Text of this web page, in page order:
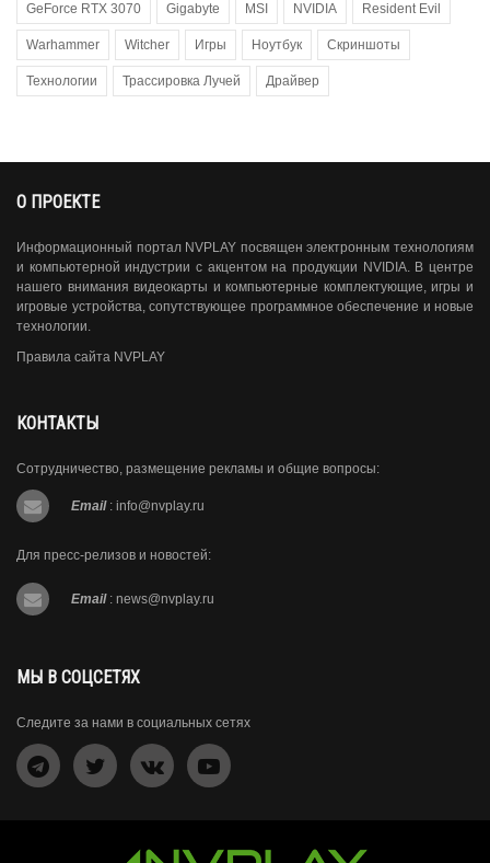
GeForce RTX 3070 Gigabyte MSI NVIDIA Resident Evil
Warhammer Witcher Игры Ноутбук Скриншоты
Технологии Трассировка Лучей Драйвер
О ПРОЕКТЕ
Информационный портал NVPLAY посвящен электронным технологиям
и компьютерной индустрии с акцентом на продукции NVIDIA. В центре
нашего внимания видеокарты и компьютерные комплектующие, игры и
игровые устройства, сопутствующее программное обеспечение и новые
технологии.
Правила сайта NVPLAY
КОНТАКТЫ
Сотрудничество, размещение рекламы и общие вопросы:
Email : info@nvplay.ru
Для пресс-релизов и новостей:
Email : news@nvplay.ru
МЫ В СОЦСЕТЯХ
Следите за нами в социальных сетях